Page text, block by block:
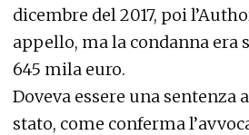
dicembre del 2017, poi
appello, ma la condanna era
645 mila euro.
Doveva essere una sentenza
stato, come conferma